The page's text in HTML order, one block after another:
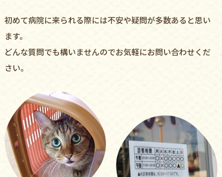
初めて病院に来られる際には不安や疑問が多数あると思い
ます。
どんな質問でも構いませんのでお気軽にお問い合わせくだ
さい。